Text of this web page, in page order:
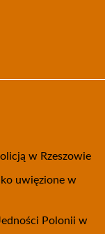
w Rzeszowie
uwięzione w
Polonii w